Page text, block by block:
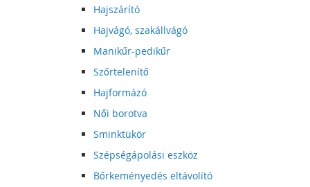
Hajszárító
Hajvágó, szakállvágó
Manikűr-pedikűr
Szőrtelenítő
Hajformázó
Női borotva
Sminktükör
Szépségápolási eszköz
Bőrkeményedés eltávolító